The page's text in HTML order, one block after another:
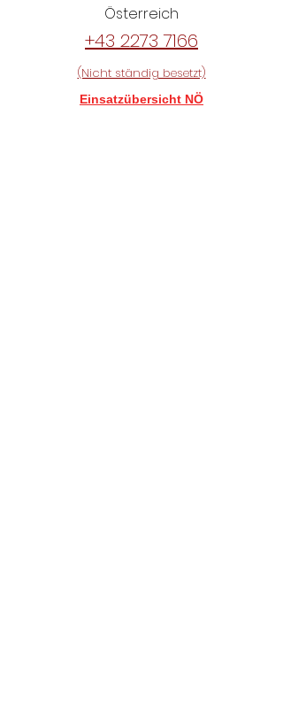
Österreich
+43 2273 7166
(Nicht ständig besetzt)
Einsatzübersicht NÖ